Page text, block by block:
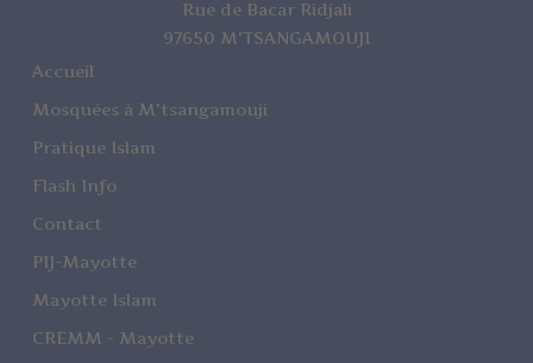
Rue de Bacar Ridjali
97650 M'TSANGAMOUJI
Accueil
Mosquées à M'tsangamouji
Pratique Islam
Flash Info
Contact
PIJ-Mayotte
Mayotte Islam
CREMM - Mayotte